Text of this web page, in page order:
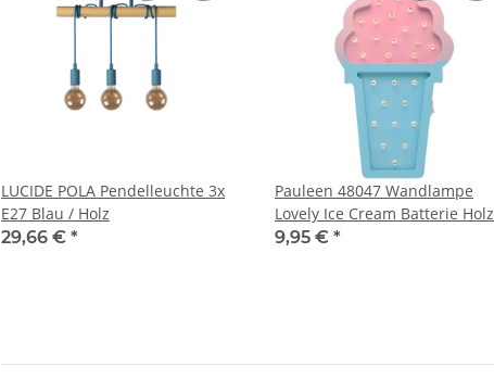
LUCIDE POLA Pendelleuchte 3x
E27 Blau / Holz
29,66 € *
Pauleen 48047 Wandlampe
Lovely Ice Cream Batterie Holz
Pink/Blau LED Kippschalter
9,95 € *